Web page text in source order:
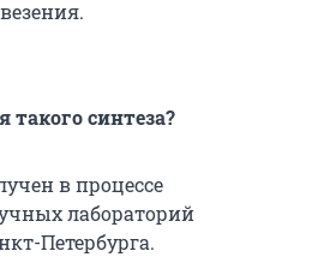
такого синтеза?
в процессе
лабораторий
Петербурга.